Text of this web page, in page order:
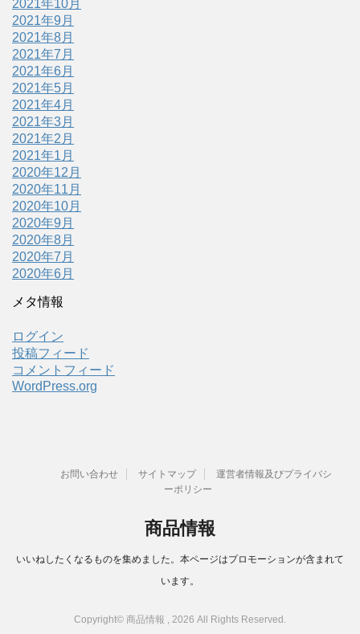
2021年10月
2021年9月
2021年8月
2021年7月
2021年6月
2021年5月
2021年4月
2021年3月
2021年2月
2021年1月
2020年12月
2020年11月
2020年10月
2020年9月
2020年8月
2020年7月
2020年6月
メタ情報
ログイン
投稿フィード
コメントフィード
WordPress.org
お問い合わせ サイトマップ
運営者情報及びプライバシ
ーポリシー
商品情報
いいねしたくなるものを集めました。本ページはプロモーションが含まれて
います。
Copyright© 商品情報 , 2026 All Rights Reserved.